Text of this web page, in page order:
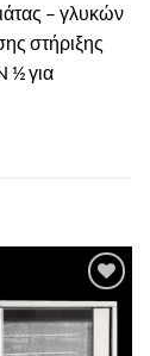
– γλυκών
στήριξης
½ για
Πρόσθήκη